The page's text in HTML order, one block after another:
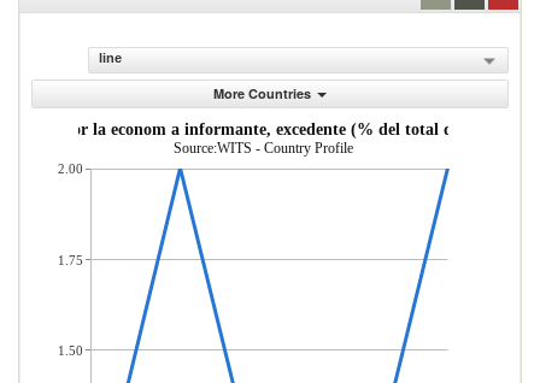
line
More Countries
por la econom a informante, excedente (% del total de mercader
Source:WITS - Country Profile
2.00
1.75
1.50